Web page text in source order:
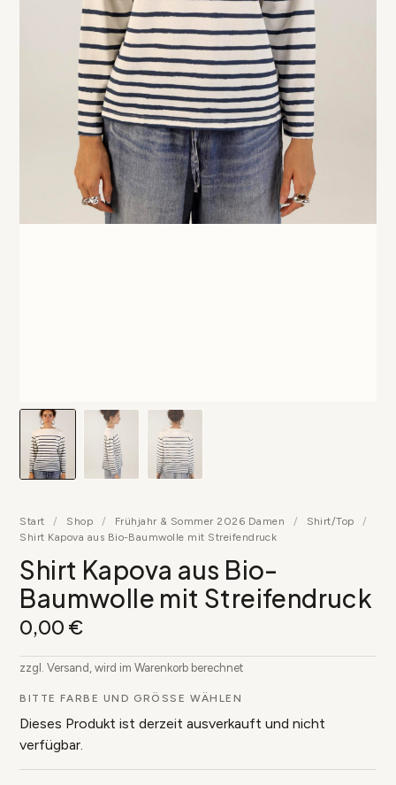
Start / Shop / Frühjahr & Sommer 2026 Damen / Shirt/Top
/
Shirt Kapova aus Bio-Baumwolle mit Streifendruck
Shirt Kapova aus Bio-
Baumwolle mit Streifendruck
0,00 €
zzgl. Versand, wird im Warenkorb berechnet
BITTE FARBE UND GRÖSSE WÄHLEN
Dieses Produkt ist derzeit ausverkauft und nicht
verfügbar.